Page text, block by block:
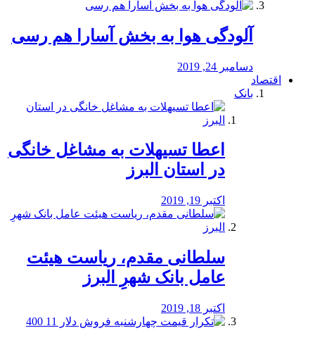
آلودگی هوا به بخش آسارا هم رسی
دسامبر 24, 2019
اقتصاد
بانک
️اعطا تسیهلات به مشاغل خانگی
در استان البرز
اکتبر 19, 2019
سلطانی مقدم، ریاست هیئت
عامل بانک شهرِ البرز
اکتبر 18, 2019